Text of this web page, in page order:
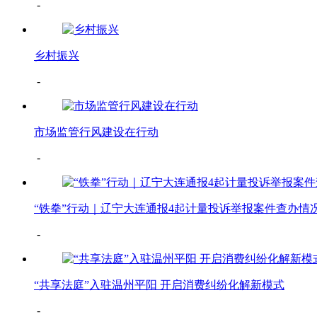
-
乡村振兴
-
市场监管行风建设在行动
-
“铁拳”行动｜辽宁大连通报4起计量投诉举报案件查办情
-
“共享法庭”入驻温州平阳 开启消费纠纷化解新模式
-